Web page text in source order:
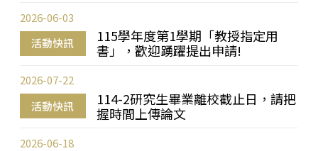
活動快訊
115學年度第1學期「教授指定用
書」，歡迎踴躍提出申請!
2026-06-03
活動快訊
114-2研究生畢業離校截止日，請把
握時間上傳論文
2026-07-22
2026-06-18